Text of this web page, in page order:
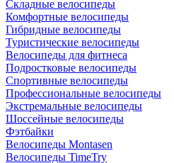
Складные велосипеды
Комфортные велосипеды
Гибридные велосипеды
Туристические велосипеды
Велосипеды для фитнеса
Подростковые велосипеды
Спортивные велосипеды
Профессиональные велосипеды
Экстремальные велосипеды
Шоссейные велосипеды
Фэтбайки
Велосипеды Montasen
Велосипеды TimeTry